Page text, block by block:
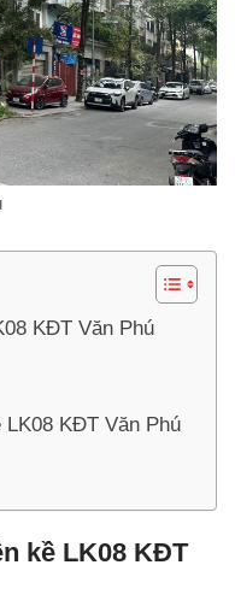
KĐT Văn Phú
KĐT Văn Phú
kề LK08 KĐT